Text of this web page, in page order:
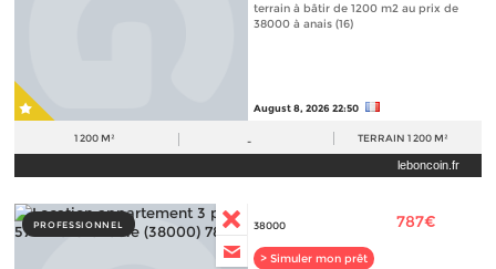
terrain à bâtir de 1200 m2 au prix de
38000 à anais (16)
August 8, 2026 22:50
1 200 M² - TERRAIN 1 200 M²
leboncoin.fr
PROFESSIONNEL 38000
> Simuler mon prêt
787€